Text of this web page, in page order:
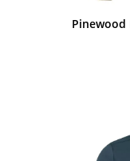
Pinewood